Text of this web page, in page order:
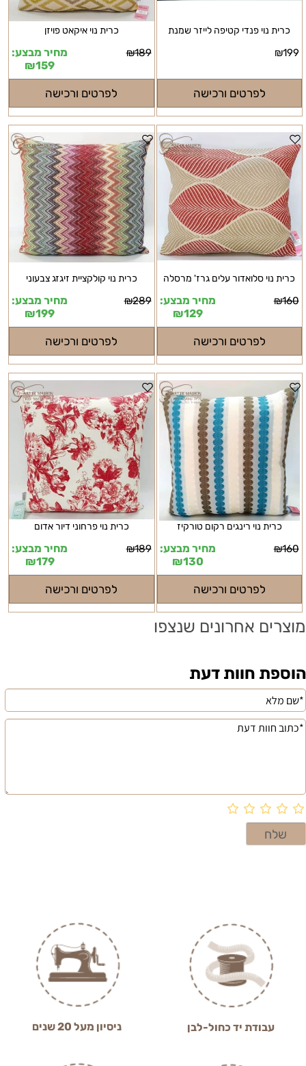
כרית נוי פנדי קטיפה לייזר שמנת
₪199
לפרטים ורכישה
כרית נוי איקאט פויזן
₪189
מחיר מבצע:
₪159
לפרטים ורכישה
כרית נוי סלואדור עלים גרז' מרסלה
₪160
מחיר מבצע:
₪129
לפרטים ורכישה
כרית נוי קולקציית זיגזג צבעוני
₪289
מחיר מבצע:
₪199
לפרטים ורכישה
כרית נוי רינגים רקום טורקיז
₪160
מחיר מבצע:
₪130
לפרטים ורכישה
כרית נוי פרחוני דיור אדום
₪189
מחיר מבצע:
₪179
לפרטים ורכישה
מוצרים אחרונים שנצפו
הוספת חוות דעת
עבודת יד כחול-לבן ניסיון מעל 20 שנים